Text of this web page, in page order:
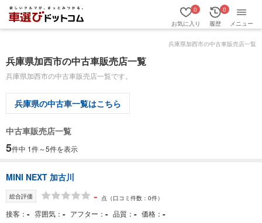
お気に入り
0
履歴
0
メニュー
兵庫県加西市の中古車販売店一覧
兵庫県加西市の中古車販売店一覧
兵庫県加西市の中古車販売店一覧です。
兵庫県の中古車一覧はこちら
中古車販売店一覧
5件中 1件～5件を表示
MINI NEXT 加古川
総合評価 - 点 （口コミ件数：0件）
接客 - 雰囲気 - アフター - 品質 - 価格 -